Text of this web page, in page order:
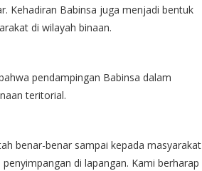
Kehadiran Babinsa juga menjadi bentuk
di wilayah binaan.
pendampingan Babinsa dalam
teritorial.
benar-benar sampai kepada masyarakat
di lapangan. Kami berharap